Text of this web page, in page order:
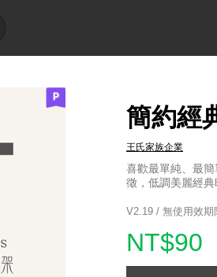
簡約經
王氏家族企業
喜歡最單純、最
徵，低調美麗經典
V2.19 / 無使用效期
NT$90